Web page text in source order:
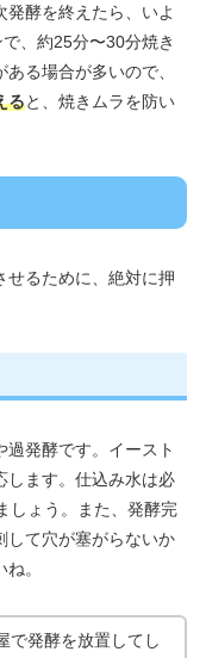
酵を終えたら、いよ
、約25分〜30分焼き
る場合が多いので、
ると、焼きムラを防い
せるために、絶対に押
発酵です。イースト
します。仕込み水は必
しょう。また、発酵完
して穴が塞がらないか
。
で発酵を放置してし